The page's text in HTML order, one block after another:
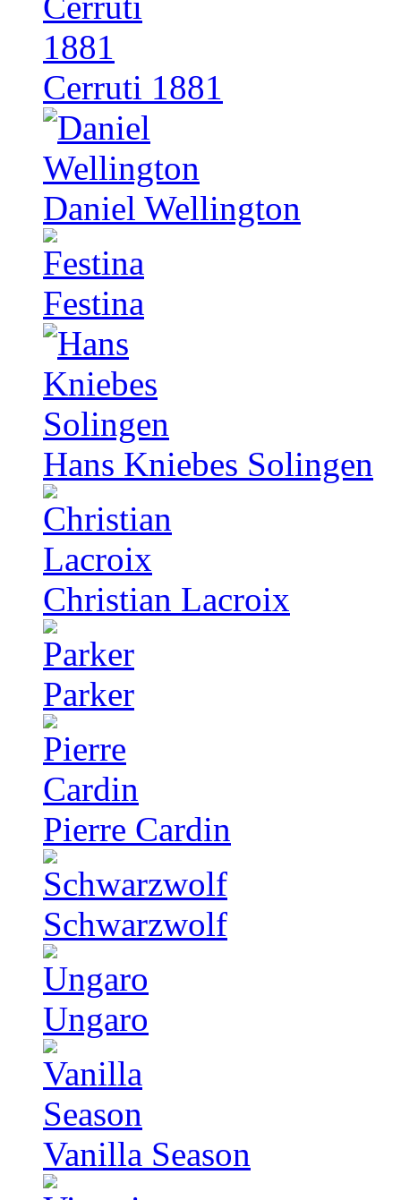
Cerruti 1881
Daniel Wellington
Festina
Hans Kniebes Solingen
Christian Lacroix
Parker
Pierre Cardin
Schwarzwolf
Ungaro
Vanilla Season